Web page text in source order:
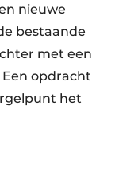
nieuwe
bestaande
met een
opdracht
het